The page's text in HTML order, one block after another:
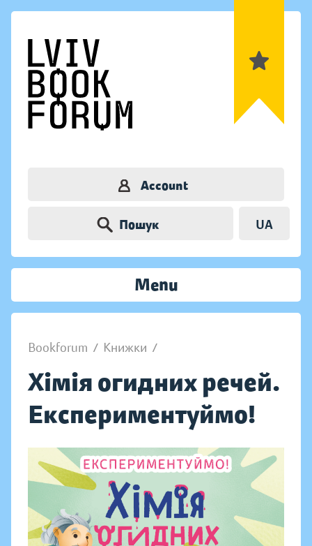
Account
Пошук UA
Menu
Bookforum / Книжки /
Хімія огидних речей.
Експериментуймо!